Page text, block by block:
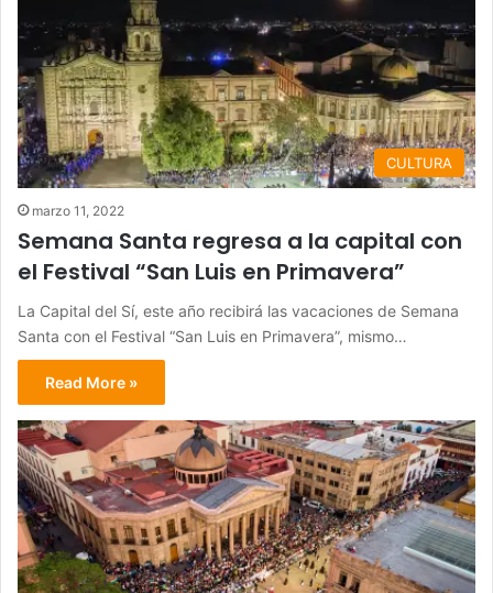
CULTURA
marzo 11, 2022
Semana Santa regresa a la capital con
el Festival “San Luis en Primavera”
La Capital del Sí, este año recibirá las vacaciones de Semana
Santa con el Festival “San Luis en Primavera”, mismo…
Read More »